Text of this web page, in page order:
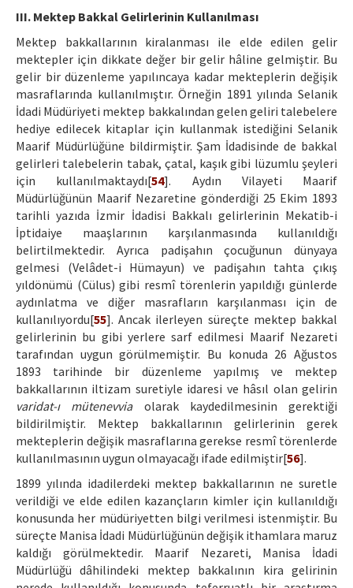
III. Mektep Bakkal Gelirlerinin Kullanılması
Mektep bakkallarının kiralanması ile elde edilen gelir
mektepler için dikkate değer bir gelir hâline gelmiştir. Bu
gelir bir düzenleme yapılıncaya kadar mekteplerin değişik
masraflarında kullanılmıştır. Örneğin 1891 yılında Selanik
İdadi Müdüriyeti mektep bakkalından gelen geliri talebelere
hediye edilecek kitaplar için kullanmak istediğini Selanik
Maarif Müdürlüğüne bildirmiştir. Şam İdadisinde de bakkal
gelirleri talebelerin tabak, çatal, kaşık gibi lüzumlu şeyleri
için kullanılmaktaydı[54]. Aydın Vilayeti Maarif
Müdürlüğünün Maarif Nezaretine gönderdiği 25 Ekim 1893
tarihli yazıda İzmir İdadisi Bakkalı gelirlerinin Mekatib-i
İptidaiye maaşlarının karşılanmasında kullanıldığı
belirtilmektedir. Ayrıca padişahın çocuğunun dünyaya
gelmesi (Velâdet-i Hümayun) ve padişahın tahta çıkış
yıldönümü (Cülus) gibi resmî törenlerin yapıldığı günlerde
aydınlatma ve diğer masrafların karşılanması için de
kullanılıyordu[55]. Ancak ilerleyen süreçte mektep bakkal
gelirlerinin bu gibi yerlere sarf edilmesi Maarif Nezareti
tarafından uygun görülmemiştir. Bu konuda 26 Ağustos
1893 tarihinde bir düzenleme yapılmış ve mektep
bakkallarının iltizam suretiyle idaresi ve hâsıl olan gelirin
varidat-ı mütenevviaolarak kaydedilmesinin gerektiği
bildirilmiştir. Mektep bakkallarının gelirlerinin gerek
mekteplerin değişik masraflarına gerekse resmî törenlerde
kullanılmasının uygun olmayacağı ifade edilmiştir[56].
1899 yılında idadilerdeki mektep bakkallarının ne suretle
verildiği ve elde edilen kazançların kimler için kullanıldığı
konusunda her müdüriyetten bilgi verilmesi istenmiştir. Bu
süreçte Manisa İdadi Müdürlüğünün değişik ithamlara maruz
kaldığı görülmektedir. Maarif Nezareti, Manisa İdadi
Müdürlüğü dâhilindeki mektep bakkalının kira gelirinin